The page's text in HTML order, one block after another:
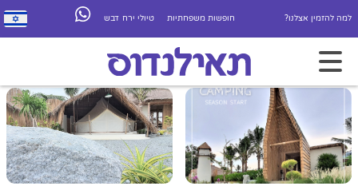
למה להזמין אצלנו? חופשות משפחתיות טיולי ירח דבש